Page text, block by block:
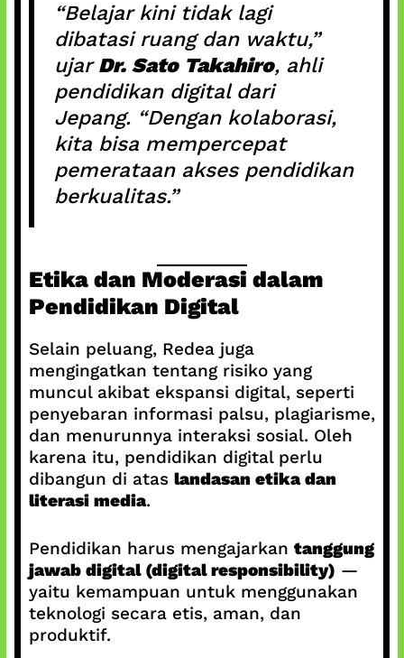
“Belajar kini tidak lagi
dibatasi ruang dan waktu,”
ujarDr. Sato Takahiro, ahli
pendidikan digital dari
Jepang. “Dengan kolaborasi,
kita bisa mempercepat
pemerataan akses pendidikan
berkualitas.”
Etika dan Moderasi dalam
Pendidikan Digital
Selain peluang, Redea juga
mengingatkan tentang risiko yang
muncul akibat ekspansi digital, seperti
penyebaran informasi palsu, plagiarisme,
dan menurunnya interaksi sosial. Oleh
karena itu, pendidikan digital perlu
dibangun di atas landasan etika dan
literasi media.
Pendidikan harus mengajarkan tanggung
jawab digital (digital responsibility) —
yaitu kemampuan untuk menggunakan
teknologi secara etis, aman, dan
produktif.